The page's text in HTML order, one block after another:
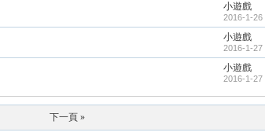
小遊戲
2016-1-26
小遊戲
2016-1-27
小遊戲
2016-1-27
下一頁 »